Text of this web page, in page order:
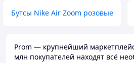
Бутсы Nike Air Zoom розовые
Prom — крупнейший
млн покупателей находят всё